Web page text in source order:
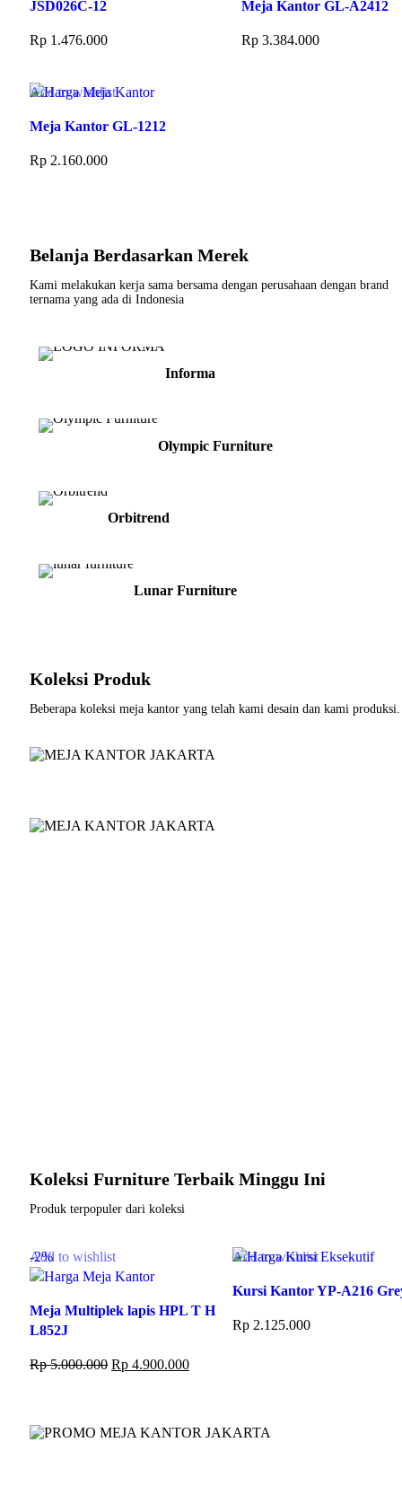
JSD026C-12
Rp 1.476.000
Meja Kantor GL-A2412
Rp 3.384.000
Add to wishlist
Meja Kantor GL-1212
Rp 2.160.000
Belanja Berdasarkan Merek
Kami melakukan kerja sama bersama dengan perusahaan dengan brand
ternama yang ada di Indonesia
Informa
Olympic Furniture
Orbitrend
Lunar Furniture
Koleksi Produk
Beberapa koleksi meja kantor yang telah kami desain dan kami produksi.
Koleksi Furniture Terbaik Minggu Ini
Produk terpopuler dari koleksi
-2%
Add to wishlist
Meja Multiplek lapis HPL T H
L852J
Rp5.000.000 Rp 4.900.000
Add to wishlist
Kursi Kantor YP-A216
Rp 2.125.000